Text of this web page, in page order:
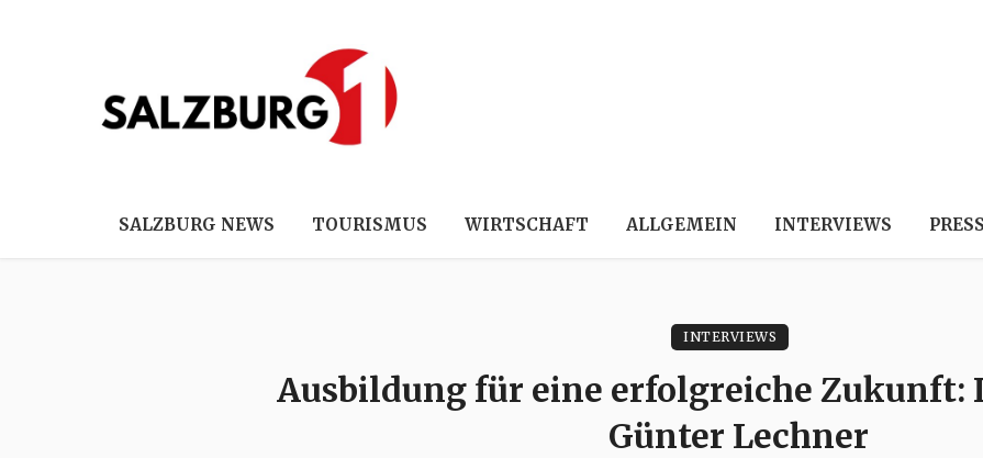
SALZBURG NEWS TOURISMUS WIRTSCHAFT ALLGEMEIN INTERVIEWS
INTERVIEWS
Ausbildung für eine erfolgreiche
Günter Lechner